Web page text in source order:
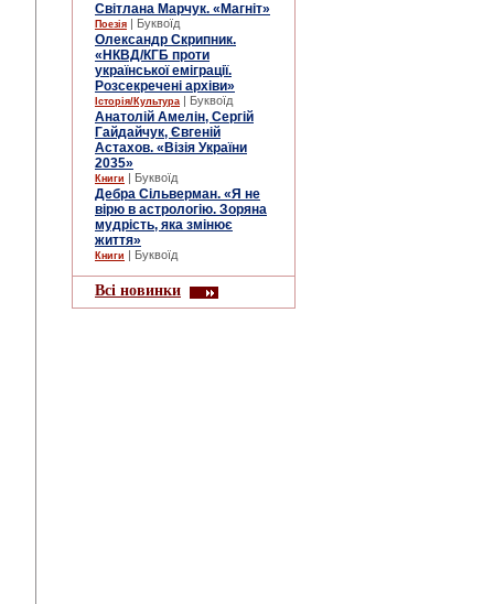
Світлана Марчук. «Магніт»
Поезія | Буквоїд
Олександр Скрипник.
«НКВД/КГБ проти
української еміграції.
Розсекречені архіви»
Історія/Культура | Буквоїд
Анатолій Амелін, Сергій
Гайдайчук, Євгеній
Астахов. «Візія України
2035»
Книги | Буквоїд
Дебра Сільверман. «Я не
вірю в астрологію. Зоряна
мудрість, яка змінює
життя»
Книги | Буквоїд
Всі новинки